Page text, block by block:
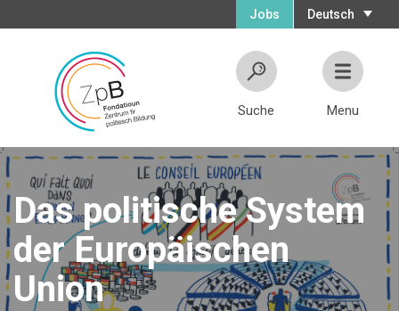
Deutsch
Jobs
Suche Menu
Das politische System
der Europäischen
Union